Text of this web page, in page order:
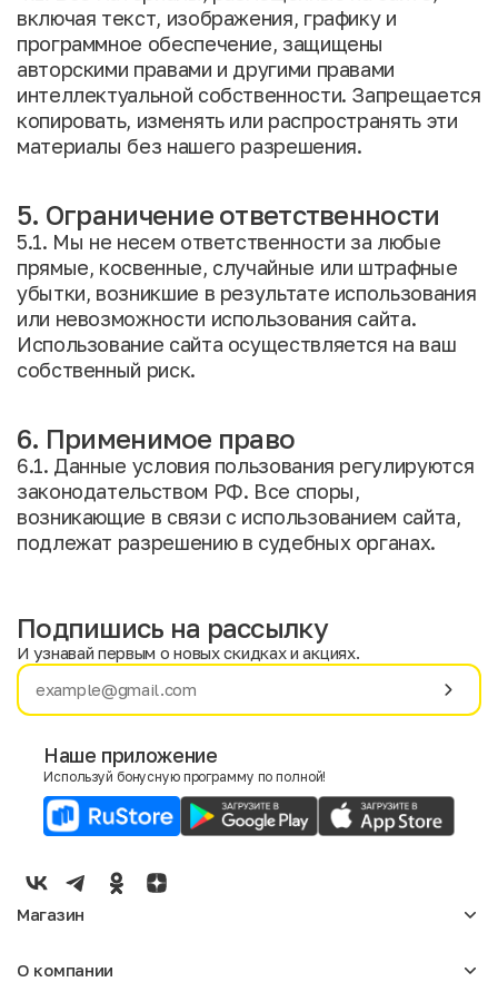
включая текст, изображения, графику и
программное обеспечение, защищены
авторскими правами и другими правами
интеллектуальной собственности. Запрещается
копировать, изменять или распространять эти
материалы без нашего разрешения.
5. Ограничение ответственности
5.1. Мы не несем ответственности за любые
прямые, косвенные, случайные или штрафные
убытки, возникшие в результате использования
или невозможности использования сайта.
Использование сайта осуществляется на ваш
собственный риск.
6. Применимое право
6.1. Данные условия пользования регулируются
законодательством РФ. Все споры,
возникающие в связи с использованием сайта,
подлежат разрешению в судебных органах.
Имя
E-mail
Мужской
Женский
Подпишись на рассылку
И узнавай первым о новых скидках и акциях.
Наше приложение
Используй бонусную программу по полной!
Магазин
Мужское
О компании